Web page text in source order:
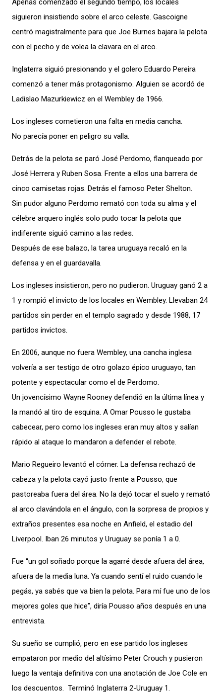
Apenas comenzado el segundo tiempo, los locales
siguieron insistiendo sobre el arco celeste. Gascoigne
centró magistralmente para que Joe Burnes bajara la pelota
con el pecho y de volea la clavara en el arco.
Inglaterra siguió presionando y el golero Eduardo Pereira
comenzó a tener más protagonismo. Alguien se acordó de
Ladislao Mazurkiewicz en el Wembley de 1966.
Los ingleses cometieron una falta en media cancha.
No parecía poner en peligro su valla.
Detrás de la pelota se paró José Perdomo, flanqueado por
José Herrera y Ruben Sosa. Frente a ellos una barrera de
cinco camisetas rojas. Detrás el famoso Peter Shelton.
Sin pudor alguno Perdomo remató con toda su alma y el
célebre arquero inglés solo pudo tocar la pelota que
indiferente siguió camino a las redes.
Después de ese balazo, la tarea uruguaya recaló en la
defensa y en el guardavalla.
Los ingleses insistieron, pero no pudieron. Uruguay ganó 2 a
1 y rompió el invicto de los locales en Wembley. Llevaban 24
partidos sin perder en el templo sagrado y desde 1988, 17
partidos invictos.
En 2006, aunque no fuera Wembley, una cancha inglesa
volvería a ser testigo de otro golazo épico uruguayo, tan
potente y espectacular como el de Perdomo.
Un jovencísimo Wayne Rooney defendió en la última línea y
la mandó al tiro de esquina. A Omar Pousso le gustaba
cabecear, pero como los ingleses eran muy altos y salían
rápido al ataque lo mandaron a defender el rebote.
Mario Regueiro levantó el córner. La defensa rechazó de
cabeza y la pelota cayó justo frente a Pousso, que
pastoreaba fuera del área. No la dejó tocar el suelo y remató
al arco clavándola en el ángulo, con la sorpresa de propios y
extraños presentes esa noche en Anfield, el estadio del
Liverpool. Iban 26 minutos y Uruguay se ponía 1 a 0.
Fue “un gol soñado porque la agarré desde afuera del área,
afuera de la media luna. Ya cuando sentí el ruido cuando le
pegás, ya sabés que va bien la pelota. Para mí fue uno de los
mejores goles que hice”, diría Pousso años después en una
entrevista.
Su sueño se cumplió, pero en ese partido los ingleses
empataron por medio del altísimo Peter Crouch y pusieron
luego la ventaja definitiva con una anotación de Joe Cole en
los descuentos. Terminó Inglaterra 2-Uruguay 1.